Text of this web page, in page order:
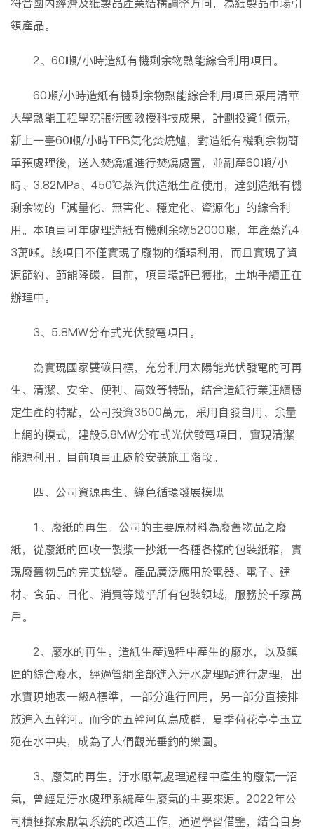
領產品。
2、60噸/小時造紙有機剩余物熱能綜合利用項目。
60噸/小時造紙有機剩余物熱能綜合利用項目采用清華
大學熱能工程學院張衍國教授科技成果，計劃投資1億元，
新上一臺60噸/小時TFB氣化焚燒爐，對造紙有機剩余物簡
單預處理後，送入焚燒爐進行焚燒處置，並副產60噸/小
時、3.82MPa、450℃蒸汽供造紙生產使用，達到造紙有機
剩余物的「減量化、無害化、穩定化、資源化」的綜合利
用。本項目可年處理造紙有機剩余物52000噸，年產蒸汽4
3萬噸。該項目不僅實現了廢物的循環利用，而且實現了資
源節約、節能降碳。目前，項目環評已獲批，土地手續正在
辦理中。
3、5.8MW分布式光伏發電項目。
為實現國家雙碳目標，充分利用太陽能光伏發電的可再
生、清潔、安全、便利、高效等特點，結合造紙行業連續穩
定生產的特點，公司投資3500萬元，采用自發自用、余量
上網的模式，建設5.8MW分布式光伏發電項目，實現清潔
能源利用。目前項目正處於安裝施工階段。
四、公司資源再生、綠色循環發展模塊
1、廢紙的再生。公司的主要原材料為廢舊物品之廢
紙，從廢紙的回收—製漿—抄紙—各種各樣的包裝紙箱，實
現廢舊物品的完美蛻變。產品廣泛應用於電器、電子、建
材、食品、日化、消費等幾乎所有包裝領域，服務於千家萬
戶。
2、廢水的再生。造紙生產過程中產生的廢水，以及鎮
區的綜合廢水，經過管網全部進入汙水處理站進行處理，出
水實現地表一級A標準，一部分進行回用，另一部分直接排
放進入五幹河。而今的五幹河魚鳥成群，夏季荷花亭亭玉立
宛在水中央，成為了人們觀光垂釣的樂園。
3、廢氣的再生。汙水厭氧處理過程中產生的廢氣—沼
氣，曾經是汙水處理系統產生廢氣的主要來源。2022年公
司積極探索厭氧系統的改造工作，通過學習借鑒，結合自身